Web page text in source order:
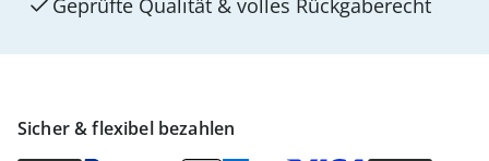
Sicher & flexibel bezahlen
Geprüfte Qualität & volles Rückgaberecht